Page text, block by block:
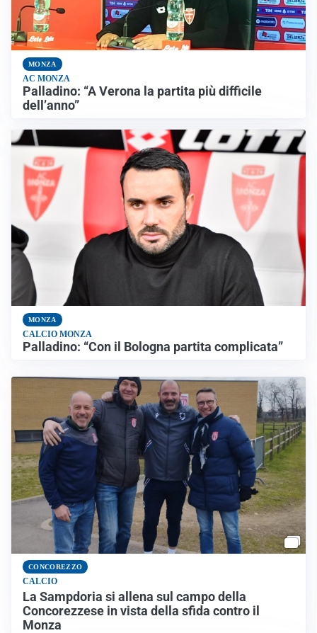
MONZA
AC MONZA
Palladino: “A Verona la partita più difficile
dell’anno”
MONZA
CALCIO MONZA
Palladino: “Con il Bologna partita complicata”
CONCOREZZO
CALCIO
La Sampdoria si allena sul campo della
Concorezzese in vista della sfida contro il
Monza